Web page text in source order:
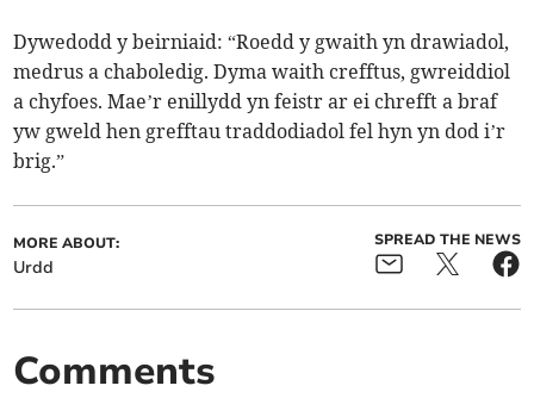
Dywedodd y beirniaid: “Roedd y gwaith yn drawiadol,
medrus a chaboledig. Dyma waith crefftus, gwreiddiol
a chyfoes. Mae’r enillydd yn feistr ar ei chrefft a braf
yw gweld hen grefftau traddodiadol fel hyn yn dod i’r
brig.”
MORE ABOUT:
Urdd
SPREAD THE NEWS
Comments